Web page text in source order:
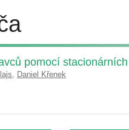
pomocí
, Daniel Křenek